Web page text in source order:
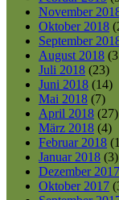
November
Oktober 2018
September
August 2018
Juli 2018 (23)
Juni 2018 (14)
Mai 2018 (7)
April 2018 (27)
März 2018 (4)
Februar 2018
Januar 2018 (3)
Dezember 2017
Oktober 2017